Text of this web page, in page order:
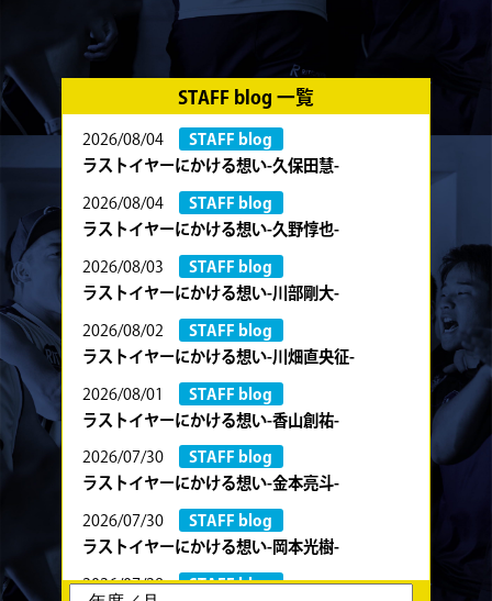
STAFF blog 一覧
2026/08/04
STAFF blog
ラストイヤーにかける想い-久保田慧-
2026/08/04
STAFF blog
ラストイヤーにかける想い-久野惇也-
2026/08/03
STAFF blog
ラストイヤーにかける想い-川部剛大-
2026/08/02
STAFF blog
ラストイヤーにかける想い-川畑直央征-
2026/08/01
STAFF blog
ラストイヤーにかける想い-香山創祐-
2026/07/30
STAFF blog
ラストイヤーにかける想い-金本亮斗-
2026/07/30
STAFF blog
ラストイヤーにかける想い-岡本光樹-
2026/07/28
STAFF blog